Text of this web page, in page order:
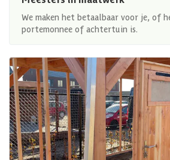
We maken het betaalbaar voor je, of
portemonnee of achtertuin is.